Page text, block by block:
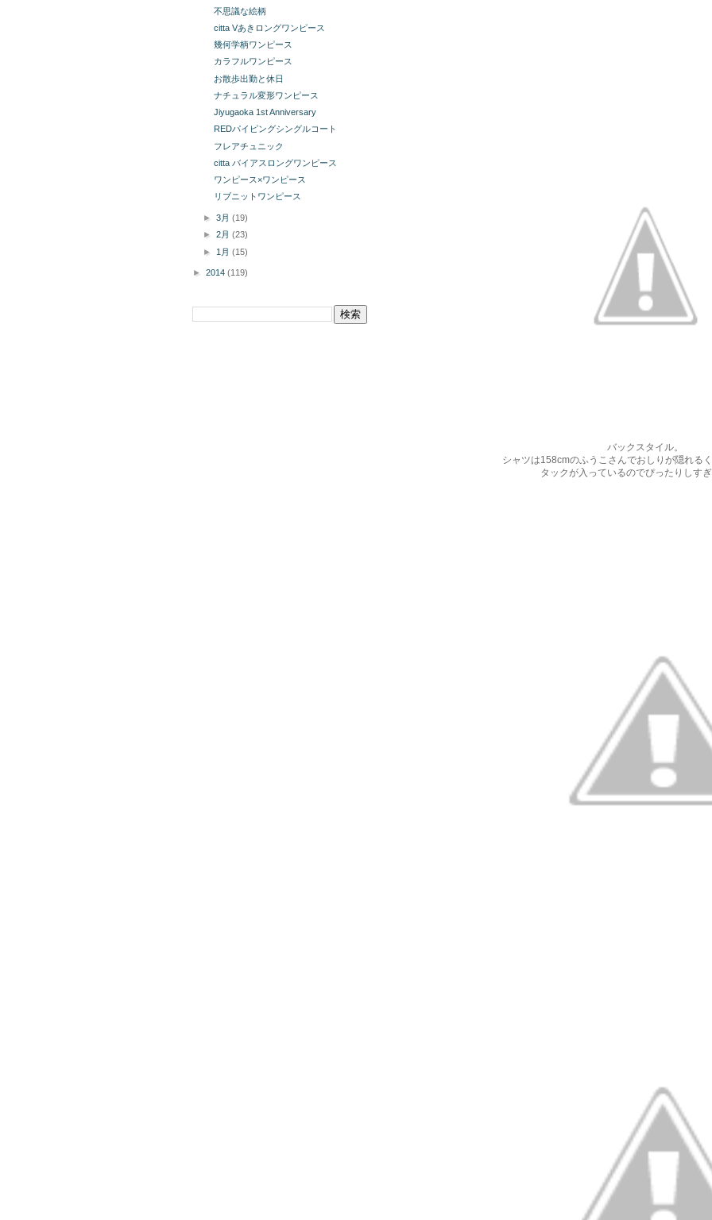
バックスタイル。
シャツは158cmのふうこさんでおしりが隠れる
タックが入っているのでぴったりしす
不思議な絵柄
citta Vあきロングワンピース
幾何学柄ワンピース
カラフルワンピース
お散歩出勤と休日
ナチュラル変形ワンピース
Jiyugaoka 1st Anniversary
REDパイピングシングルコート
フレアチュニック
citta バイアスロングワンピース
ワンピース×ワンピース
リブニットワンピース
►3月(19)
►2月(23)
► 1月(15)
► 2014 (119)